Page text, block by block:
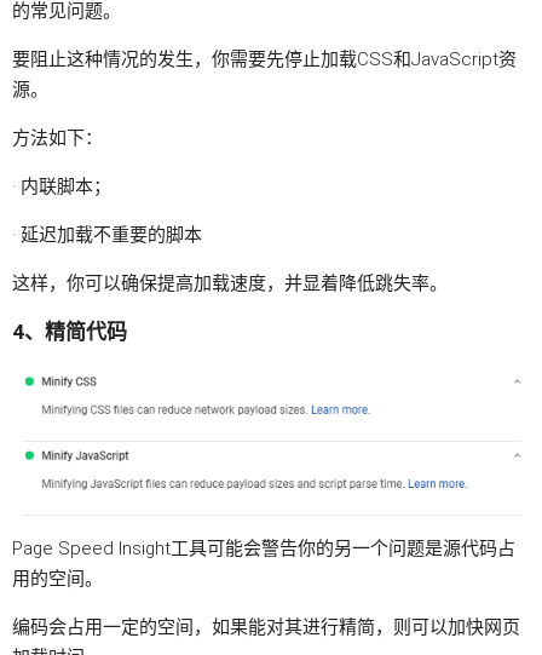
的常见问题。
要阻止这种情况的发生，你需要先停止加载CSS和JavaScript资
源。
方法如下：
· 内联脚本；
· 延迟加载不重要的脚本
这样，你可以确保提高加载速度，并显着降低跳失率。
4、精简代码
Page Speed Insight工具可能会警告你的另一个问题是源代码占
用的空间。
编码会占用一定的空间，如果能对其进行精简，则可以加快网页